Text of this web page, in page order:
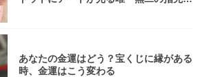
あなたの金運はどう？宝くじに縁がある
時、金運はこう変わる